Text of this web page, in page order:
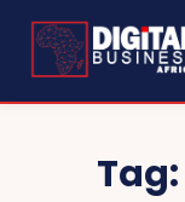
Tag: